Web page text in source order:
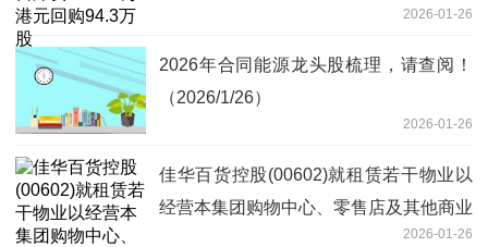
2026-01-26
2026年合同能源龙头股梳理，请查阅！
（2026/1/26）
2026-01-26
佳华百货控股(00602)就租赁若干物业以
经营本集团购物中心、零售店及其他商业
2026-01-26